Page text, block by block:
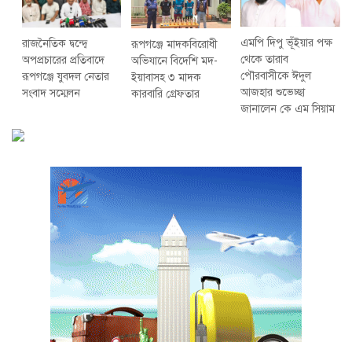
রাজনৈতিক দ্বন্দ্বে
অপপ্রচারের প্রতিবাদে
‎রূপগঞ্জে যুবদল নেতার
সংবাদ সম্মেলন ‎
রূপগঞ্জে মাদকবিরোধী
অভিযানে বিদেশি মদ-
ইয়াবাসহ ৩ মাদক
কারবারি গ্রেফতার
এমপি দিপু ভূঁইয়ার পক্ষ
থেকে তারাব
পৌরবাসীকে ঈদুল
আজহার শুভেচ্ছা
জানালেন কে এম সিয়াম